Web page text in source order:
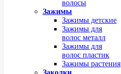
волосы
Зажимы
Зажимы детские
Зажимы для
волос металл
Зажимы для
волос пластик
Зажимы растения
Заколки